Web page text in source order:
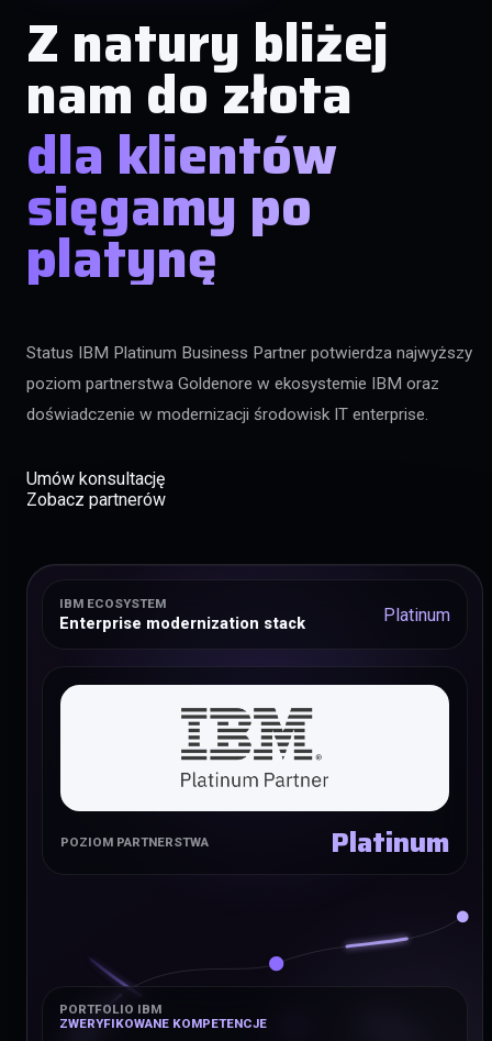
Z natury bliżej
nam do złota
dla klientów
sięgamy po
platynę
Status IBM Platinum Business Partner potwierdza najwyższy
poziom partnerstwa Goldenore w ekosystemie IBM oraz
doświadczenie w modernizacji środowisk IT enterprise.
Umów konsultację
Zobacz partnerów
IBM ECOSYSTEM
Enterprise modernization stack Platinum
POZIOM PARTNERSTWA Platinum
PORTFOLIO IBM
ZWERYFIKOWANE KOMPETENCJE